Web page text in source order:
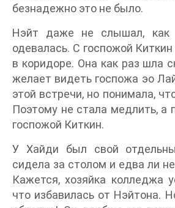
безнадежно это не было.
Нэйт даже не слышал, как
одевалась. С госпожой
в коридоре. Она как раз шла
желает видеть госпожа эо
этой встречи, но понимала,
Поэтому не стала медлить, а
госпожой Киткин.
У Хайди был свой
сидела за столом и едва ли
Кажется, хозяйка колледжа
что избавилась от Нэйтона.